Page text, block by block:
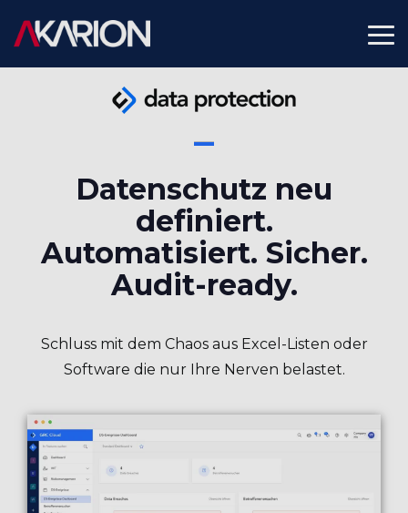
the
main
Datenschutz neu
definiert.
Automatisiert. Sicher.
Audit-ready.
Schluss mit dem Chaos aus Excel-Listen oder
Software die nur Ihre Nerven belastet.